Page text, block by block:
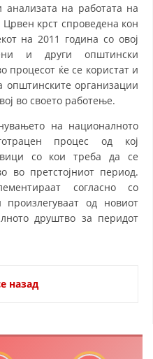
ПОСТАВЕНОСТ
ПРАВО
НА АМБЛЕМОТ
ДЕЈНОСТ
ПРИ КАТАСТРОФИ
МИСЛЕЊЕ
анализата на работата на
крст спроведена кон
на 2011 година со овој
и други општински
процесот ќе се користат и
општинските организации
во своето работење.
на националното
процес од кој
со кои треба да се
во претстојниот период.
согласно со
од новиот
друштво за перидот
назад